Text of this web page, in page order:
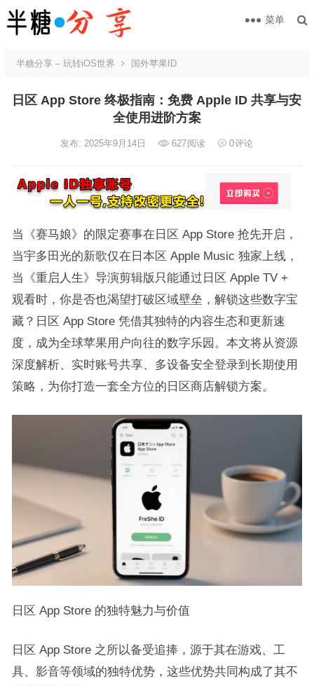
菜单
半糖分享 – 玩转iOS世界 国外苹果ID
日区 App Store 终极指南：免费 Apple ID 共享与安
全使用进阶方案
发布: 2025年9月14日 627阅读 0评论
当《赛马娘》的限定赛事在日区 App Store 抢先开启，
当宇多田光的新歌仅在日本区 Apple Music 独家上线，
当《重启人生》导演剪辑版只能通过日区 Apple TV +
观看时，你是否也渴望打破区域壁垒，解锁这些数字宝
藏？日区 App Store 凭借其独特的内容生态和更新速
度，成为全球苹果用户向往的数字乐园。本文将从资源
深度解析、实时账号共享、多设备安全登录到长期使用
策略，为你打造一套全方位的日区商店解锁方案。​
日区 App Store 的独特魅力与价值​
日区 App Store 之所以备受追捧，源于其在游戏、工
具、影音等领域的独特优势，这些优势共同构成了其不